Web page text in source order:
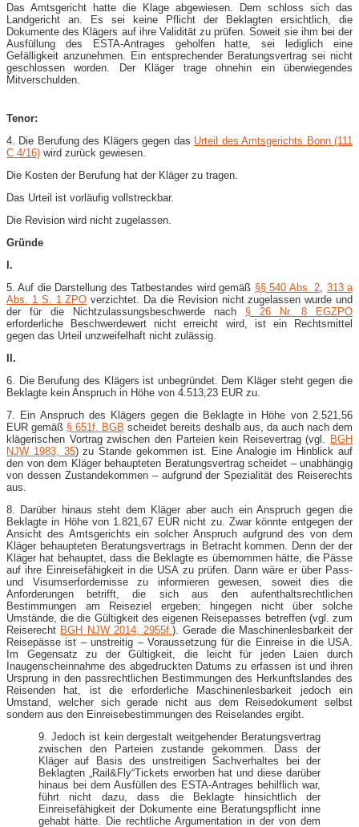
Das Amtsgericht hatte die Klage abgewiesen. Dem schloss sich das
Landgericht an. Es sei keine Pflicht der Beklagten ersichtlich, die
Dokumente des Klägers auf ihre Validität zu prüfen. Soweit sie ihm bei der
Ausfüllung des ESTA-Antrages geholfen hatte, sei lediglich eine
Gefälligkeit anzunehmen. Ein entsprechender Beratungsvertrag sei nicht
geschlossen worden. Der Kläger trage ohnehin ein überwiegendes
Mitverschulden.
Tenor:
4. Die Berufung des Klägers gegen das Urteil des Amtsgerichts Bonn (111
C 4/16) wird zurück gewiesen.
Die Kosten der Berufung hat der Kläger zu tragen.
Das Urteil ist vorläufig vollstreckbar.
Die Revision wird nicht zugelassen.
Gründe
I.
5. Auf die Darstellung des Tatbestandes wird gemäß §§ 540 Abs. 2 313 a
Abs. 1 S. 1 ZPO verzichtet. Da die Revision nicht zugelassen wurde und
der für die Nichtzulassungsbeschwerde nach § 26 Nr. 8 EGZPO
erforderliche Beschwerdewert nicht erreicht wird, ist ein Rechtsmittel
gegen das Urteil unzweifelhaft nicht zulässig.
II.
6. Die Berufung des Klägers ist unbegründet. Dem Kläger steht gegen die
Beklagte kein Anspruch in Höhe von 4.513,23 EUR zu.
7. Ein Anspruch des Klägers gegen die Beklagte in Höhe von 2.521,56
EUR gemäß § 651f. BGB scheidet bereits deshalb aus, da auch nach dem
klägerischen Vortrag zwischen den Parteien kein Reisevertrag (vgl. BGH
NJW 1983, 35) zu Stande gekommen ist. Eine Analogie im Hinblick auf
den von dem Kläger behaupteten Beratungsvertrag scheidet – unabhängig
von dessen Zustandekommen – aufgrund der Spezialität des Reiserechts
aus.
8. Darüber hinaus steht dem Kläger aber auch ein Anspruch gegen die
Beklagte in Höhe von 1.821,67 EUR nicht zu. Zwar könnte entgegen der
Ansicht des Amtsgerichts ein solcher Anspruch aufgrund des von dem
Kläger behaupteten Beratungsvertrags in Betracht kommen. Denn der der
Kläger hat behauptet, dass die Beklagte es übernommen hätte, die Pässe
auf ihre Einreisefähigkeit in die USA zu prüfen. Dann wäre er über Pass-
und Visumserfordernisse zu informieren gewesen, soweit dies die
Anforderungen betrifft, die sich aus den aufenthaltsrechtlichen
Bestimmungen am Reiseziel ergeben; hingegen nicht über solche
Umstände, die die Gültigkeit des eigenen Reisepasses betreffen (vgl. zum
Reiserecht BGH NJW 2014, 2955f. ). Gerade die Maschinenlesbarkeit der
Reisepässe ist – unstreitig – Voraussetzung für die Einreise in die USA.
Im Gegensatz zu der Gültigkeit, die leicht für jeden Laien durch
Inaugenscheinnahme des abgedruckten Datums zu erfassen ist und ihren
Ursprung in den passrechtlichen Bestimmungen des Herkunftslandes des
Reisenden hat, ist die erforderliche Maschinenlesbarkeit jedoch ein
Umstand, welcher sich gerade nicht aus dem Reisedokument selbst
sondern aus den Einreisebestimmungen des Reiselandes ergibt.
9. Jedoch ist kein dergestalt weitgehender Beratungsvertrag
zwischen den Parteien zustande gekommen. Dass der
Kläger auf Basis des unstreitigen Sachverhaltes bei der
Beklagten „Rail&Fly“Tickets erworben hat und diese darüber
hinaus bei dem Ausfüllen des ESTA-Antrages behilflich war,
führt nicht dazu, dass die Beklagte hinsichtlich der
Einreisefähigkeit der Dokumente eine Beratungspflicht inne
gehabt hätte. Die rechtliche Argumentation in der von dem